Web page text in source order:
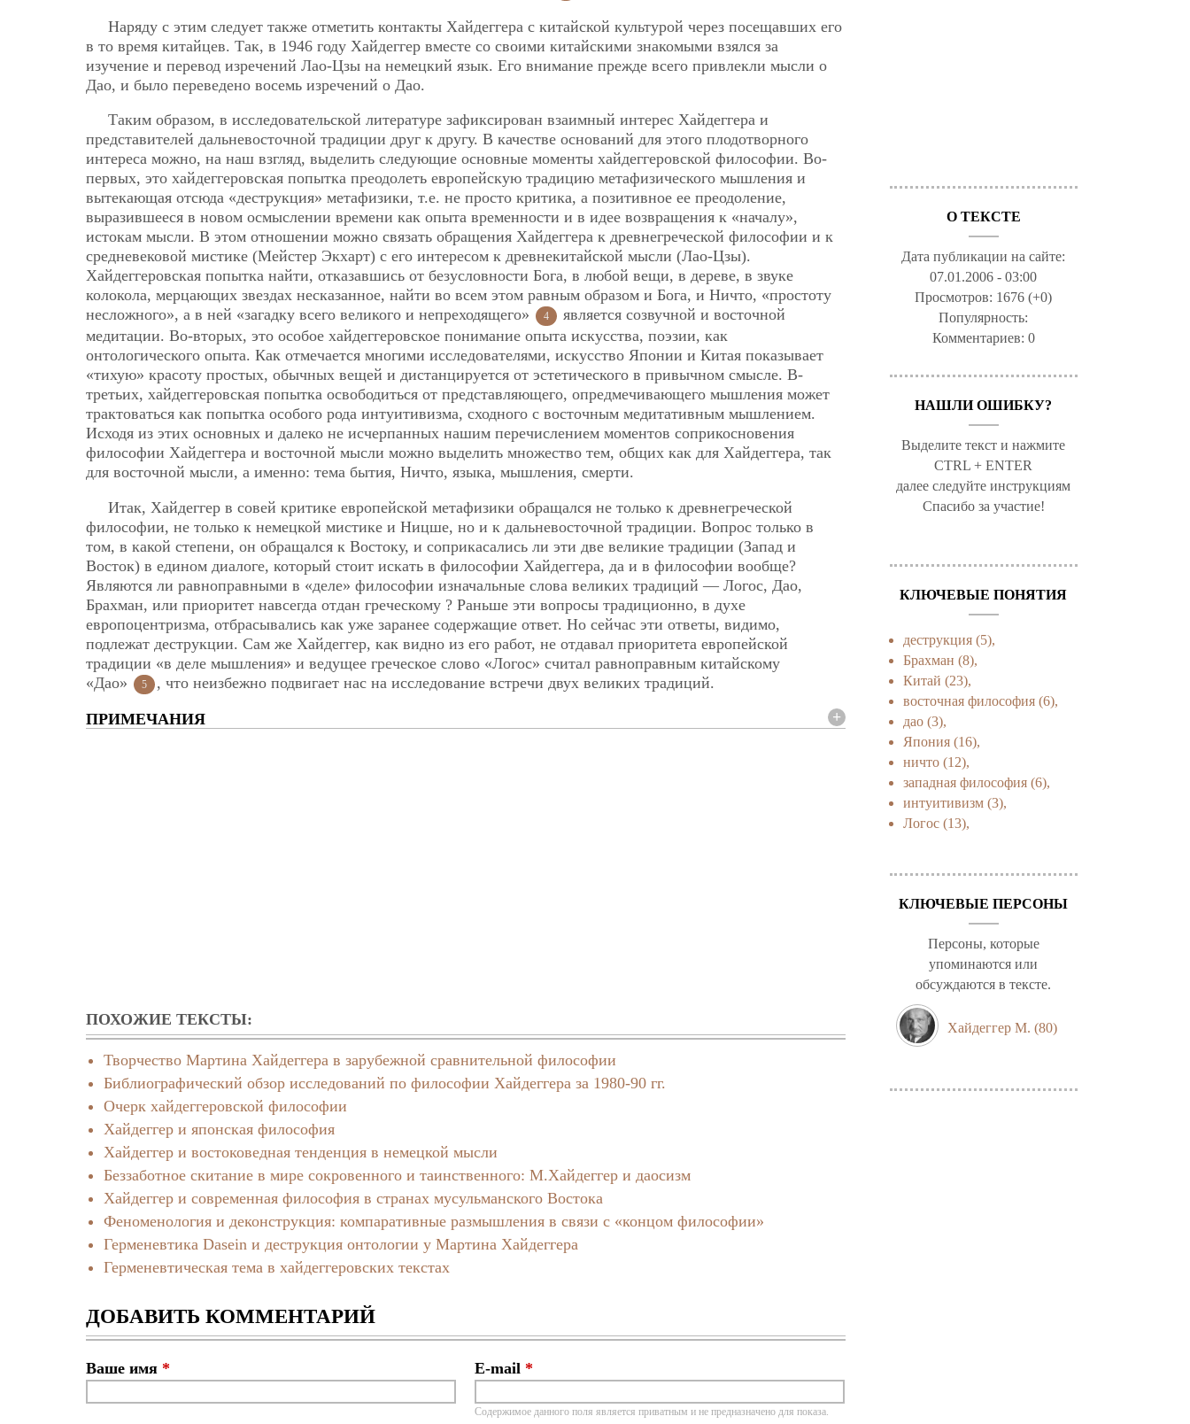
Наряду с этим следует также отметить контакты Хайдеггера с китайской культурой через посещавших его
в то время китайцев. Так, в 1946 году Хайдеггер вместе со своими китайскими знакомыми взялся за
изучение и перевод изречений Лао-Цзы на немецкий язык. Его внимание прежде всего привлекли мысли о
Дао, и было переведено восемь изречений о Дао.
Таким образом, в исследовательской литературе зафиксирован взаимный интерес Хайдеггера и
представителей дальневосточной традиции друг к другу. В качестве оснований для этого плодотворного
интереса можно, на наш взгляд, выделить следующие основные моменты хайдеггеровской философии. Во-
первых, это хайдеггеровская попытка преодолеть европейскую традицию метафизического мышления и
вытекающая отсюда «деструкция» метафизики, т.е. не просто критика, а позитивное ее преодоление,
выразившееся в новом осмыслении времени как опыта временности и в идее возвращения к «началу»,
истокам мысли. В этом отношении можно связать обращения Хайдеггера к древнегреческой философии и к
средневековой мистике (Мейстер Экхарт) с его интересом к древнекитайской мысли (Лао-Цзы).
Хайдеггеровская попытка найти, отказавшись от безусловности Бога, в любой вещи, в дереве, в звуке
колокола, мерцающих звездах несказанное, найти во всем этом равным образом и Бога, и Ничто, «простоту
несложного», а в ней «загадку всего великого и непреходящего»
4
является созвучной и восточной
медитации. Во-вторых, это особое хайдеггеровское понимание опыта искусства, поэзии, как
онтологического опыта. Как отмечается многими исследователями, искусство Японии и Китая показывает
«тихую» красоту простых, обычных вещей и дистанцируется от эстетического в привычном смысле. В-
третьих, хайдеггеровская попытка освободиться от представляющего, опредмечивающего мышления может
трактоваться как попытка особого рода интуитивизма, сходного с восточным медитативным мышлением.
Исходя из этих основных и далеко не исчерпанных нашим перечислением моментов соприкосновения
философии Хайдеггера и восточной мысли можно выделить множество тем, общих как для Хайдеггера, так
для восточной мысли, а именно: тема бытия, Ничто, языка, мышления, смерти.
Итак, Хайдеггер в совей критике европейской метафизики обращался не только к древнегреческой
философии, не только к немецкой мистике и Ницше, но и к дальневосточной традиции. Вопрос только в
том, в какой степени, он обращался к Востоку, и соприкасались ли эти две великие традиции (Запад и
Восток) в едином диалоге, который стоит искать в философии Хайдеггера, да и в философии вообще?
Являются ли равноправными в «деле» философии изначальные слова великих традиций — Логос, Дао,
Брахман, или приоритет навсегда отдан греческому ? Раньше эти вопросы традиционно, в духе
европоцентризма, отбрасывались как уже заранее содержащие ответ. Но сейчас эти ответы, видимо,
подлежат деструкции. Сам же Хайдеггер, как видно из его работ, не отдавал приоритета европейской
традиции «в деле мышления» и ведущее греческое слово «Логос» считал равноправным китайскому
«Дао»
5 , что неизбежно подвигает нас на исследование встречи двух великих традиций.
ПРИМЕЧАНИЯ
ПОХОЖИЕ ТЕКСТЫ:
Творчество Мартина Хайдеггера в зарубежной сравнительной философии
Библиографический обзор исследований по философии Хайдеггера за 1980-90 гг.
Очерк хайдеггеровской философии
Хайдеггер и японская философия
Хайдеггер и востоковедная тенденция в немецкой мысли
Беззаботное скитание в мире сокровенного и таинственного: М.Хайдеггер и даосизм
Хайдеггер и современная философия в странах мусульманского Востока
Феноменология и деконструкция: компаративные размышления в связи с «концом философии»
Герменевтика Dasein и деструкция онтологии у Мартина Хайдеггера
Герменевтическая тема в хайдеггеровских текстах
ДОБАВИТЬ КОММЕНТАРИЙ
Ваше имя * E-mail *
Содержимое данного поля является приватным и не предназначено для показа.
О ТЕКСТЕ
Дата публикации на сайте:
07.01.2006 - 03:00
Просмотров: 1676 (+0)
Популярность:
Комментариев: 0
НАШЛИ ОШИБКУ?
Выделите текст и нажмите
CTRL + ENTER
далее следуйте инструкциям
Спасибо за участие!
КЛЮЧЕВЫЕ ПОНЯТИЯ
деструкция (5),
Брахман (8),
Китай (23),
восточная философия (6),
дао (3),
Япония (16),
ничто (12),
западная философия (6),
интуитивизм (3),
Логос (13),
КЛЮЧЕВЫЕ ПЕРСОНЫ
Персоны, которые
упоминаются или
обсуждаются в тексте.
Хайдеггер М. (80)